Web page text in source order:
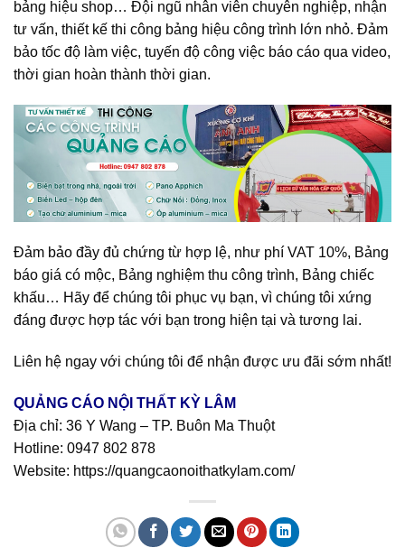
bảng hiệu shop… Đội ngũ nhân viên chuyên nghiệp, nhận
tư vấn, thiết kế thi công bảng hiệu công trình lớn nhỏ. Đảm
bảo tốc độ làm việc, tuyến độ công việc báo cáo qua video,
thời gian hoàn thành thời gian.
Đảm bảo đầy đủ chứng từ hợp lệ, như phí VAT 10%, Bảng
báo giá có mộc, Bảng nghiệm thu công trình, Bảng chiếc
khấu… Hãy để chúng tôi phục vụ bạn, vì chúng tôi xứng
đáng được hợp tác với bạn trong hiện tại và tương lai.
Liên hệ ngay với chúng tôi để nhận được ưu đãi sớm nhất!
QUẢNG CÁO NỘI THẤT KỲ LÂM
Địa chỉ: 36 Y Wang – TP. Buôn Ma Thuột
Hotline: 0947 802 878
Website: https://quangcaonoithatkylam.com/